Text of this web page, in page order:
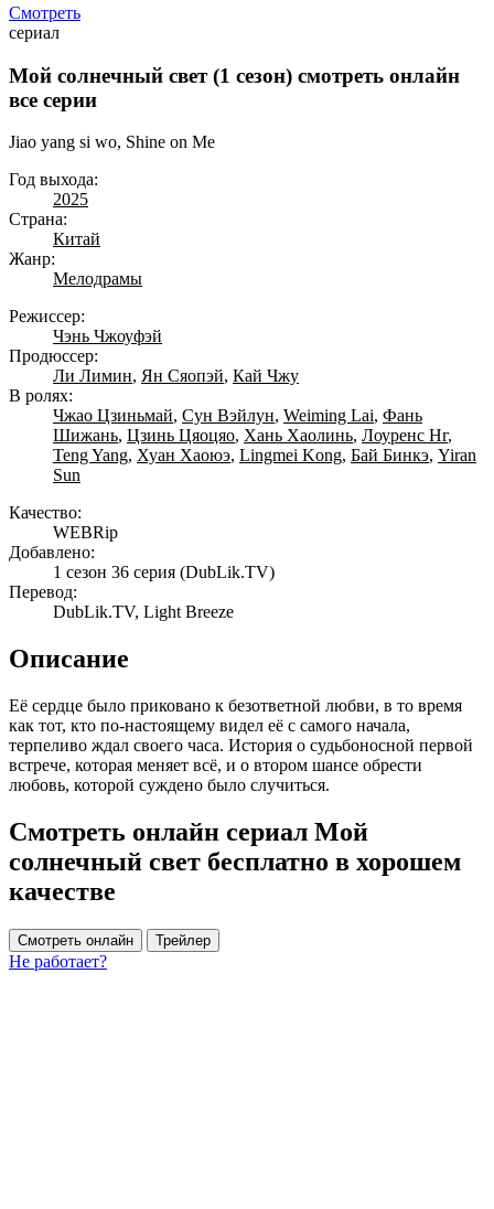
Смотреть
сериал
Мой солнечный свет (1 сезон) смотреть онлайн
все серии
Jiao yang si wo, Shine on Me
Год выхода:
2025
Страна:
Китай
Жанр:
Мелодрамы
Режиссер:
Чэнь Чжоуфэй
Продюссер:
Ли Лимин, Ян Сяопэй, Кай Чжу
В ролях:
Чжао Цзиньмай, Сун Вэйлун, Weiming Lai, Фань
Шижань, Цзинь Цяоцяо, Хань Хаолинь, Лоуренс Нг,
Teng Yang, Хуан Хаоюэ, Lingmei Kong, Бай Бинкэ, Yiran
Sun
Качество:
WEBRip
Добавлено:
1 сезон 36 серия (DubLik.TV)
Перевод:
DubLik.TV, Light Breeze
Описание
Её сердце было приковано к безответной любви, в то время
как тот, кто по-настоящему видел её с самого начала,
терпеливо ждал своего часа. История о судьбоносной первой
встрече, которая меняет всё, и о втором шансе обрести
любовь, которой суждено было случиться.
Смотреть онлайн сериал Мой
солнечный свет бесплатно в хорошем
качестве
Смотреть онлайн Трейлер
Не работает?